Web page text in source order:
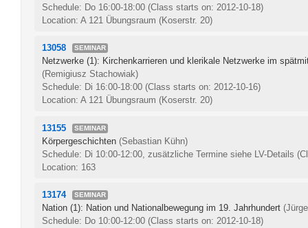
Schedule: Do 16:00-18:00 (Class starts on: 2012-10-18)
Location: A 121 Übungsraum (Koserstr. 20)
13058 SEMINAR
Netzwerke (1): Kirchenkarrieren und klerikale Netzwerke im
(Remigiusz Stachowiak)
Schedule: Di 16:00-18:00 (Class starts on: 2012-10-16)
Location: A 121 Übungsraum (Koserstr. 20)
13155 SEMINAR
Körpergeschichten (Sebastian Kühn)
Schedule: Di 10:00-12:00, zusätzliche Termine siehe LV-Details
Location: 163
13174 SEMINAR
Nation (1): Nation und Nationalbewegung im 19. Jahrhundert
Schedule: Do 10:00-12:00 (Class starts on: 2012-10-18)